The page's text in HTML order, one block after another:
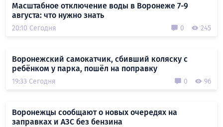
Масштабное отключение воды в Воронеже 7-9
августа: что нужно знать
20:10 Сегодня 0 245
Воронежский самокатчик, сбивший коляску с
ребёнком у парка, пошёл на поправку
19:33 Сегодня 0 96
Воронежцы сообщают о новых очередях на
заправках и АЗС без бензина